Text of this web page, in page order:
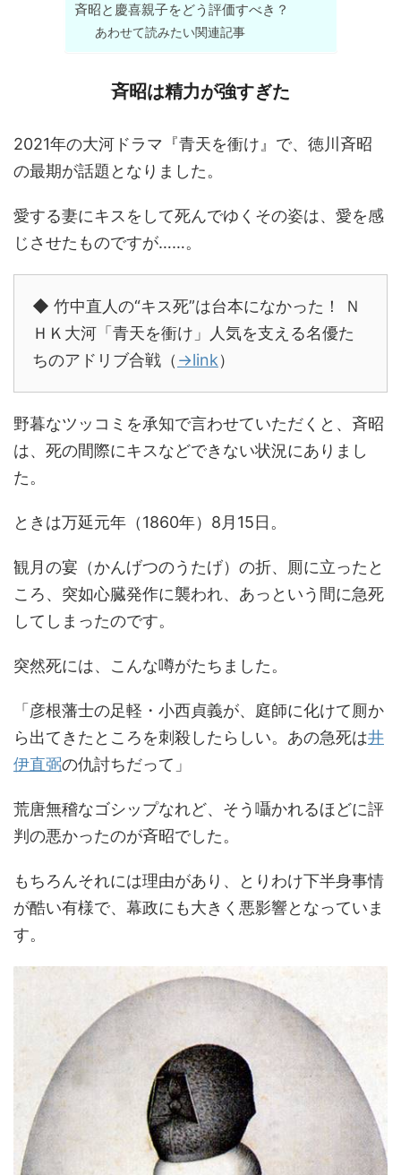
斉昭と慶喜親子をどう評価すべき？
あわせて読みたい関連記事
斉昭は精力が強すぎた
2021年の大河ドラマ『青天を衝け』で、徳川斉昭
の最期が話題となりました。
愛する妻にキスをして死んでゆくその姿は、愛を感
じさせたものですが……。
◆ 竹中直人の“キス死”は台本になかった！ Ｎ
ＨＫ大河「青天を衝け」人気を支える名優た
ちのアドリブ合戦（ →link）
野暮なツッコミを承知で言わせていただくと、斉昭
は、死の間際にキスなどできない状況にありまし
た。
ときは万延元年（1860年）8月15日。
観月の宴（かんげつのうたげ）の折、厠に立ったと
ころ、突如心臓発作に襲われ、あっという間に急死
してしまったのです。
突然死には、こんな噂がたちました。
「彦根藩士の足軽・小西貞義が、庭師に化けて厠か
ら出てきたところを刺殺したらしい。あの急死は井
伊直弼の仇討ちだって」
荒唐無稽なゴシップなれど、そう囁かれるほどに評
判の悪かったのが斉昭でした。
もちろんそれには理由があり、とりわけ下半身事情
が酷い有様で、幕政にも大きく悪影響となっていま
す。